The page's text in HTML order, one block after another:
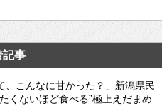
記事
、こんなに甘かった？」新潟県民
くないほど食べる”極上えだまめ